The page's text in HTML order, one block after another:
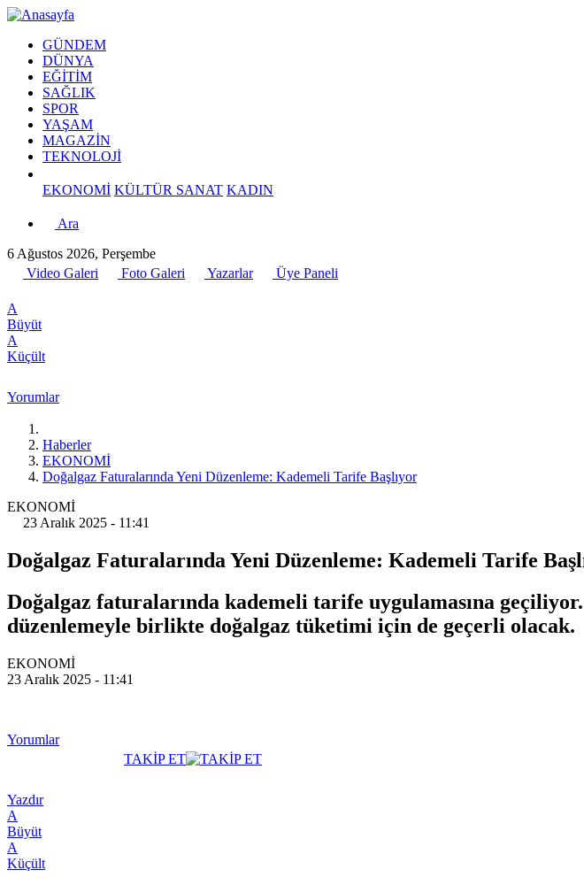
GÜNDEM
DÜNYA
EĞİTİM
SAĞLIK
SPOR
YAŞAM
MAGAZİN
TEKNOLOJİ
EKONOMİ KÜLTÜR SANAT KADIN
Ara
6 Ağustos 2026, Perşembe
Video Galeri
Foto Galeri Yazarlar Üye Paneli
A
Büyüt
A
Küçült
Yorumlar
Haberler
EKONOMİ
Doğalgaz Faturalarında Yeni Düzenleme: Kademeli Tarife Başlıyor
EKONOMİ
23 Aralık 2025 - 11:41
Doğalgaz Faturalarında Yeni Düzenleme: Kademeli Tarife
Doğalgaz faturalarında kademeli tarife uygulamasına
düzenlemeyle birlikte doğalgaz tüketimi için de geçerli olacak.
EKONOMİ
23 Aralık 2025 - 11:41
Yorumlar
TAKİP ET
Yazdır
A
Büyüt
A
Küçült